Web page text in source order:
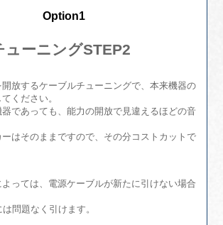
Option1
ューニングSTEP2
放するケーブルチューニングで、本来機器の
ください。
であっても、能力の開放で見違えるほどの音
はそのままですので、その分コストカットで
っては、電源ケーブルが新たに引けない場合
問題なく引けます。